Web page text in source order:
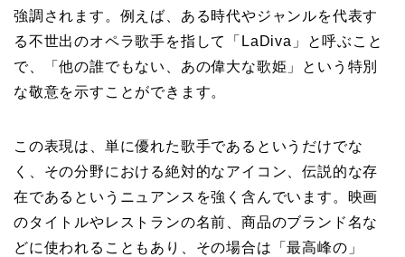
強調されます。例えば、ある時代やジャンルを代表す
る不世出のオペラ歌手を指して「LaDiva」と呼ぶこと
で、「他の誰でもない、あの偉大な歌姫」という特別
な敬意を示すことができます。
この表現は、単に優れた歌手であるというだけでな
く、その分野における絶対的なアイコン、伝説的な存
在であるというニュアンスを強く含んでいます。映画
のタイトルやレストランの名前、商品のブランド名な
どに使われることもあり、その場合は「最高峰の」